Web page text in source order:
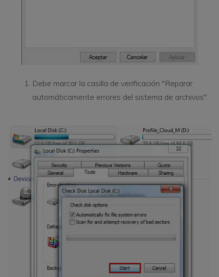
Debe marcar la casilla de verificación "Reparar
automáticamente errores del sistema de archivos".